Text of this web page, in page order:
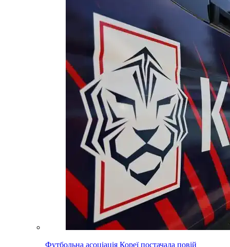
Футбольна асоціація Кореї постачала повій